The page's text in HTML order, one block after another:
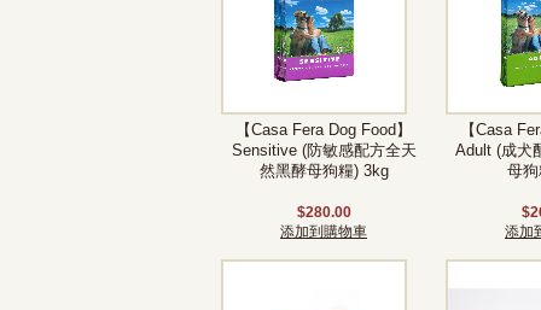
【Casa Fera Dog Food】
Sensitive (防敏感配方全天
然黑酵母狗糧) 3kg
$280.00
添加到購物車
【Casa
Adult (成犬
母
添加